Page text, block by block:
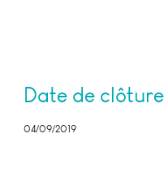
Date de clôture
04/09/2019